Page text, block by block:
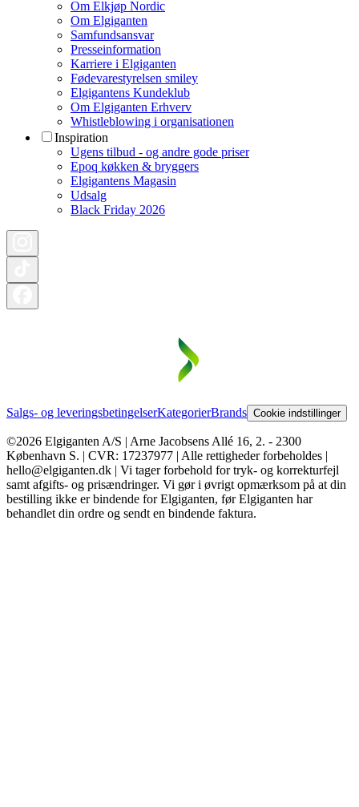
Om Elkjøp Nordic
Om Elgiganten
Samfundsansvar
Presseinformation
Karriere i Elgiganten
Fødevarestyrelsen smiley
Elgigantens Kundeklub
Om Elgiganten Erhverv
Whistleblowing i organisationen
Inspiration
Ugens tilbud - og andre gode priser
Epoq køkken & bryggers
Elgigantens Magasin
Udsalg
Black Friday 2026
Salgs- og leveringsbetingelserKategorierBrands Cookie indstillinger
©2026 Elgiganten A/S | Arne Jacobsens Allé 16, 2. - 2300
København S. | CVR: 17237977 | Alle rettigheder forbeholdes |
hello@elgiganten.dk | Vi tager forbehold for tryk- og korrekturfejl
samt afgifts- og prisændringer. Vi gør i øvrigt opmærksom på at din
bestilling ikke er bindende for Elgiganten, før Elgiganten har
behandlet din ordre og sendt en bindende faktura.